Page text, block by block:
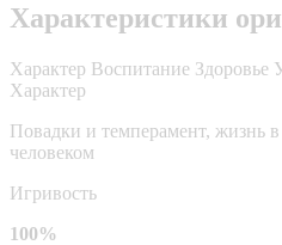
Характеристики
Характер Воспитание Здоровье
Характер
Повадки и темперамент, жизнь
человеком
Игривость
100%